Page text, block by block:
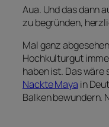
Aua. Und das dann
zu begründen,
Mal ganz
Hochkulturgut
haben ist. Das
Nackte Maya in
Balken bewundern.